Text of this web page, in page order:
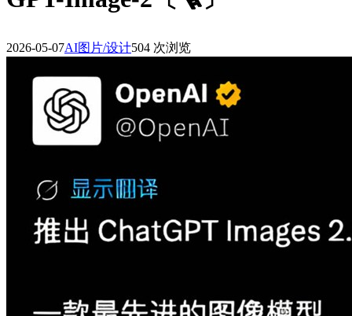
2026-05-07AI图片/设计504 次浏览